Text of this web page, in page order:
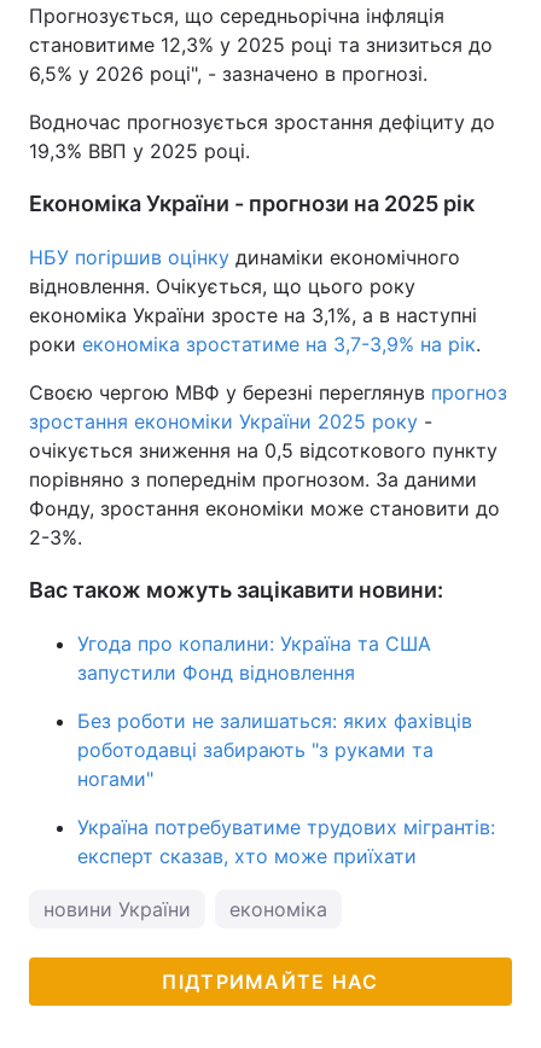
Прогнозується, що середньорічна інфляція
становитиме 12,3% у 2025 році та знизиться до
6,5% у 2026 році", - зазначено в прогнозі.
Водночас прогнозується зростання дефіциту до
19,3% ВВП у 2025 році.
Економіка України - прогнози на 2025 рік
НБУ погіршив оцінку динаміки економічного
відновлення. Очікується, що цього року
економіка України зросте на 3,1%, а в наступні
роки економіка зростатиме на 3,7-3,9% на рік.
Своєю чергою МВФ у березні переглянув прогноз
зростання економіки України 2025 року -
очікується зниження на 0,5 відсоткового пункту
порівняно з попереднім прогнозом. За даними
Фонду, зростання економіки може становити до
2-3%.
Вас також можуть зацікавити новини:
Угода про копалини: Україна та США
запустили Фонд відновлення
Без роботи не залишаться: яких фахівців
роботодавці забирають "з руками та
ногами"
Україна потребуватиме трудових мігрантів:
експерт сказав, хто може приїхати
новини України економіка
ПІДТРИМАЙТЕ НАС